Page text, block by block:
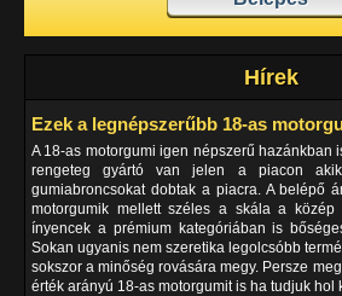
Hírek
Ezek a legnépszerűbb 18-as
A 18-as motorgumi igen népszerű hazánkban
rengeteg gyártó van jelen a piacon akik
gumiabroncsokat dobtak a piacra. A belépő
motorgumik mellett széles a skála a
ínyencek a prémium kategóriában is
Sokan ugyanis nem szeretika legolcsóbb
sokszor a minőség rovására megy. Persze
érték arányú 18-as motorgumit is ha tudjuk hol